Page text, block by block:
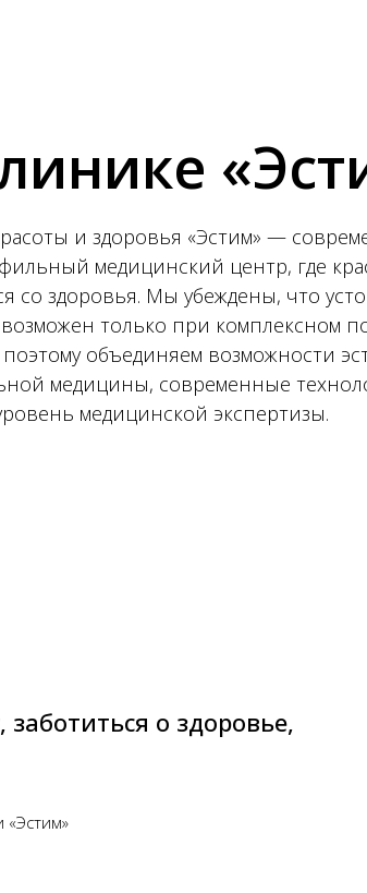
и здоровья «Эстим» —
медицинский центр, где
со здоровья. Мы убеждены, что
возможен только при комплексном
объединяем возможности
медицины, современные
медицинской экспертизы.
о здоровье,